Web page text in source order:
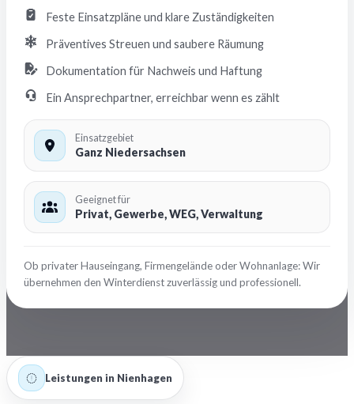
Feste Einsatzpläne und klare Zuständigkeiten
Präventives Streuen und saubere Räumung
Dokumentation für Nachweis und Haftung
Ein Ansprechpartner, erreichbar wenn es zählt
Einsatzgebiet
Ganz Niedersachsen
Geeignet für
Privat, Gewerbe, WEG, Verwaltung
Ob privater Hauseingang, Firmengelände oder Wohnanlage: Wir
übernehmen den Winterdienst zuverlässig und professionell.
Leistungen in Nienhagen